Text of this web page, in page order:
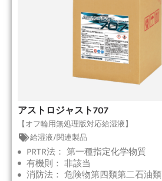
アストロジャスト707
【オフ輪用無処理版対応給湿液】
給湿液/関連製品
PRTR法： 第一種指定化学物質
有機則： 非該当
消防法： 危険物第四類第二石油類